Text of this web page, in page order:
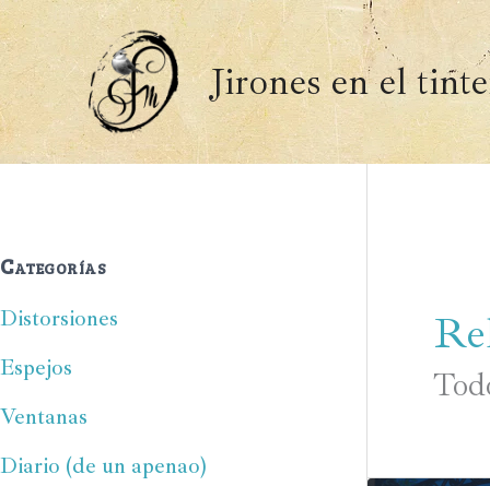
Ir
al
contenido
Jirones en el
Categorías
Distorsiones
Espejos
Ventanas
Diario (de un apenao)